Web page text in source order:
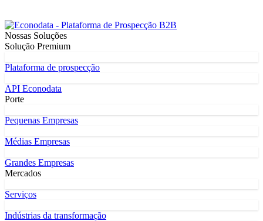
Nossas Soluções
Solução Premium
Plataforma de prospecção
API Econodata
Porte
Pequenas Empresas
Médias Empresas
Grandes Empresas
Mercados
Serviços
Indústrias da transformação